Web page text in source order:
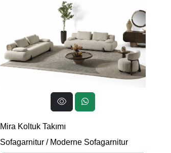
Mira Koltuk Takımı
Sofagarnitur/ Moderne Sofagarnitur